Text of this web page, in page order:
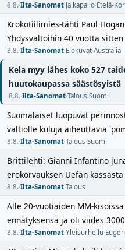
8.8.·Ilta-Sanomat·Jalkapallo·Etelä-
Krokotiilimies-tähti Paul
Yhdysvaltoihin 40 vuotta sitten
8.8.·Ilta-Sanomat·Elokuvat·Australia
Kela myy lähes koko 527
huutokaupassa säästösyistä
8.8.·Ilta-Sanomat·Talous·Suomi
Suomalaiset luopuvat
valtiolle kuluja aiheuttavia
8.8.·Ilta-Sanomat·Talous·Suomi
Brittilehti: Gianni Infantino
erokorvauksen Uefan kassasta
8.8.·Ilta-Sanomat·Talous
Alle 20-vuotiaiden MM-
ennätyksensä ja oli viides
8.8.·Ilta-Sanomat·Yleisurheilu·